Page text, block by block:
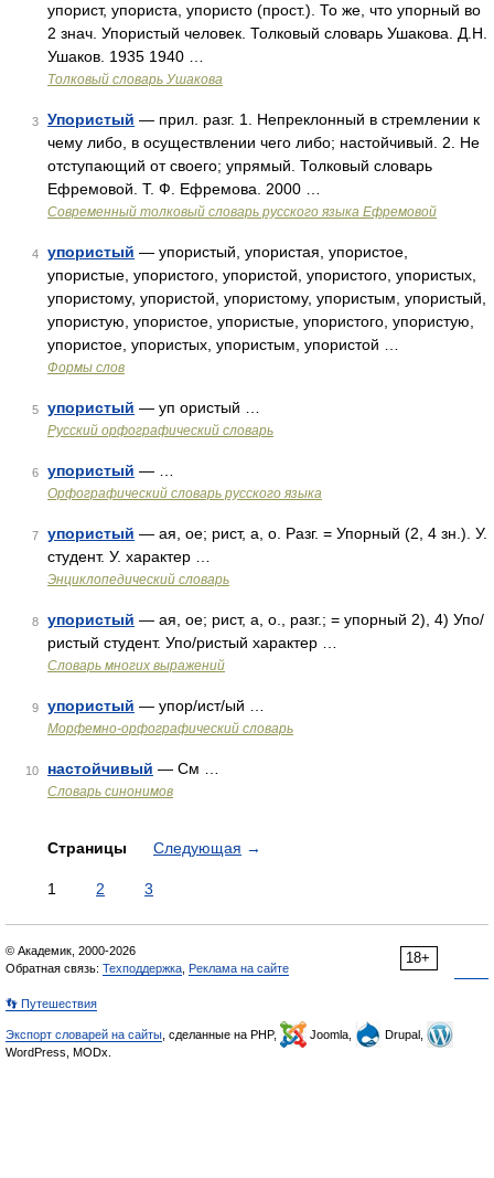
упорист, упориста, упористо (прост.). То же, что упорный во
2 знач. Упористый человек. Толковый словарь Ушакова. Д.Н.
Ушаков. 1935 1940 …
Толковый словарь Ушакова
3 Упористый — прил. разг. 1. Непреклонный в стремлении к
чему либо, в осуществлении чего либо; настойчивый. 2. Не
отступающий от своего; упрямый. Толковый словарь
Ефремовой. Т. Ф. Ефремова. 2000 …
Современный толковый словарь русского языка Ефремовой
4 упористый — упористый, упористая, упористое,
упористые, упористого, упористой, упористого, упористых,
упористому, упористой, упористому, упористым, упористый,
упористую, упористое, упористые, упористого, упористую,
упористое, упористых, упористым, упористой …
Формы слов
5 упористый — уп ористый …
Русский орфографический словарь
6 упористый — …
Орфографический словарь русского языка
7 упористый — ая, ое; рист, а, о. Разг. = Упорный (2, 4 зн.). У.
студент. У. характер …
Энциклопедический словарь
8 упористый — ая, ое; рист, а, о., разг.; = упорный 2), 4) Упо/
ристый студент. Упо/ристый характер …
Словарь многих выражений
9 упористый — упор/ист/ый …
Морфемно-орфографический словарь
10 настойчивый — См …
Словарь синонимов
Страницы Следующая →
1 2 3
18+
© Академик, 2000-2026
Обратная связь: Техподдержка Реклама на сайте
👣 Путешествия
Экспорт словарей на сайты , сделанные на PHP, Joomla,
Drupal,
WordPress, MODx.